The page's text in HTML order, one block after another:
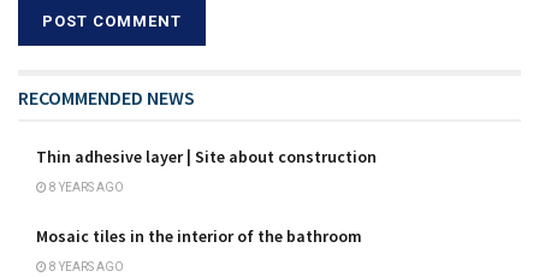
RECOMMENDED NEWS
Thin adhesive layer | Site about construction
8 YEARS AGO
Mosaic tiles in the interior of the bathroom
8 YEARS AGO